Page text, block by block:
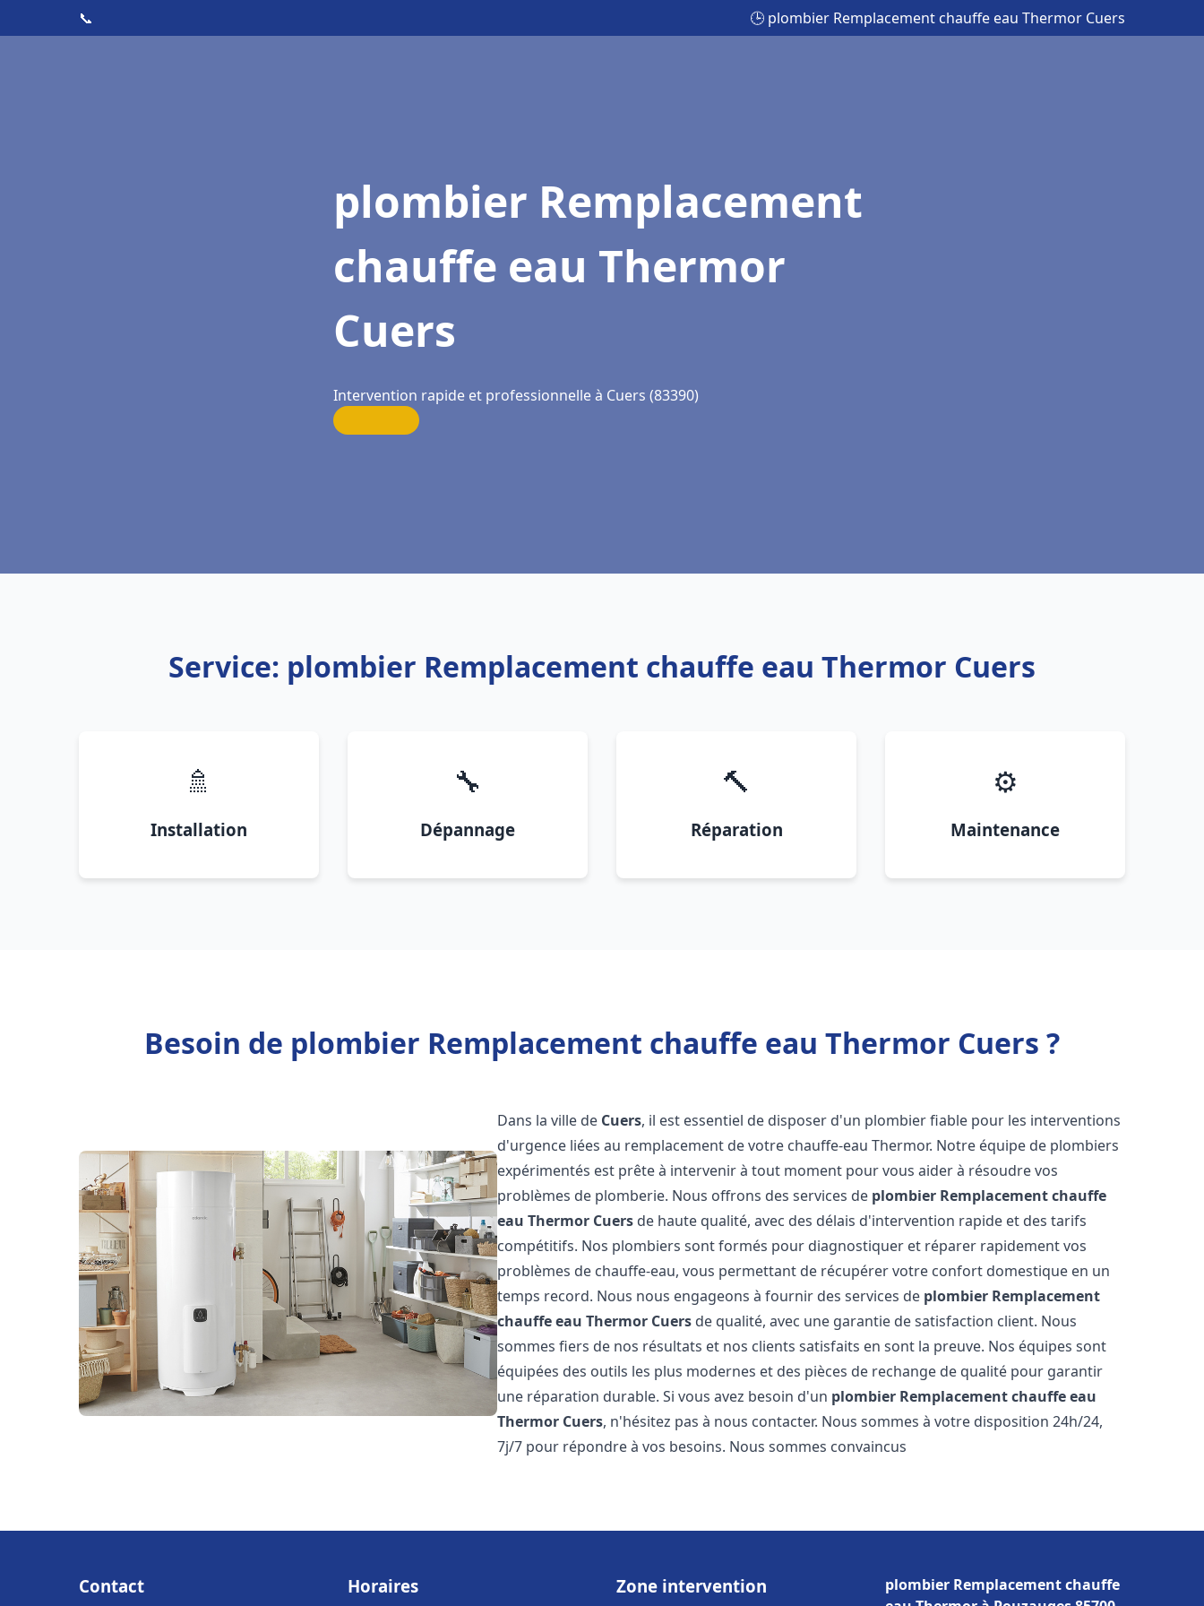
📞 🕒 plombier Remplacement chauffe eau Thermor Cuers
plombier Remplacement
chauffe eau Thermor
Cuers
Intervention rapide et professionnelle à Cuers (83390)
Service: plombier Remplacement chauffe eau Thermor Cuers
🚿
Installation
🔧
Dépannage
🔨
Réparation
⚙️
Maintenance
Besoin de plombier Remplacement chauffe eau Thermor Cuers ?
Dans la ville de Cuers, il est essentiel de disposer d'un plombier fiable pour les interventions
d'urgence liées au remplacement de votre chauffe-eau Thermor. Notre équipe de plombiers
expérimentés est prête à intervenir à tout moment pour vous aider à résoudre vos
problèmes de plomberie. Nous offrons des services de plombier Remplacement chauffe
eau Thermor Cuers de haute qualité, avec des délais d'intervention rapide et des tarifs
compétitifs. Nos plombiers sont formés pour diagnostiquer et réparer rapidement vos
problèmes de chauffe-eau, vous permettant de récupérer votre confort domestique en un
temps record. Nous nous engageons à fournir des services de plombier Remplacement
chauffe eau Thermor Cuers de qualité, avec une garantie de satisfaction client. Nous
sommes fiers de nos résultats et nos clients satisfaits en sont la preuve. Nos équipes sont
équipées des outils les plus modernes et des pièces de rechange de qualité pour garantir
une réparation durable. Si vous avez besoin d'un plombier Remplacement chauffe eau
Thermor Cuers, n'hésitez pas à nous contacter. Nous sommes à votre disposition 24h/24,
7j/7 pour répondre à vos besoins. Nous sommes convaincus
Contact Horaires Zone intervention
plombier Remplacement chauffe